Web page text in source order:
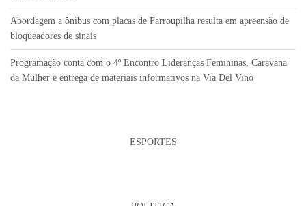
Abordagem a ônibus com placas de Farroupilha resulta em apreensão de
bloqueadores de sinais
Programação conta com o 4º Encontro Lideranças Femininas, Caravana
da Mulher e entrega de materiais informativos na Via Del Vino
ESPORTES